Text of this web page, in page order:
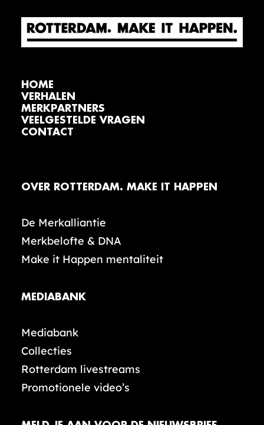
HOME
VERHALEN
MERKPARTNERS
VEELGESTELDE VRAGEN
CONTACT
OVER ROTTERDAM. MAKE IT HAPPEN
De Merkalliantie
Merkbelofte & DNA
Make it Happen mentaliteit
MEDIABANK
Mediabank
Collecties
Rotterdam livestreams
Promotionele video’s